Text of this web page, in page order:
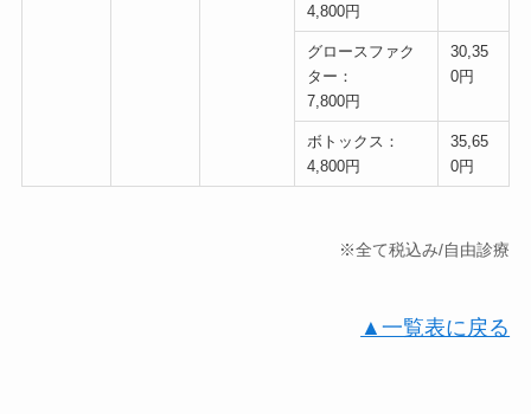
4,800円
グロースファク
ター：
7,800円
30,35
0円
ボトックス：
4,800円
35,65
0円
※全て税込み/自由診療
▲一覧表に戻る